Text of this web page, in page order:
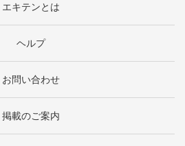
エキテンとは
ヘルプ
お問い合わせ
掲載のご案内